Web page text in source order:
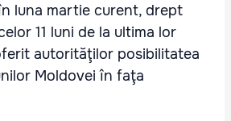
luna martie curent, drept
11 luni de la ultima lor
autorităţilor posibilitatea
Moldovei în faţa